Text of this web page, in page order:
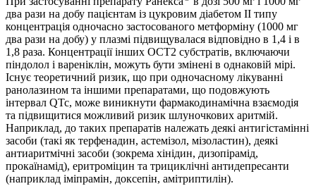
два рази на добу пацієнтам із цукровим діабетом ІІ типу
концентрація одночасно застосованого метформіну (1000 мг
два рази на добу) у плазмі підвищувалася відповідно в 1,4 і в
1,8 раза. Концентрації інших OCT2 субстратів, включаючи
піндолол і вареніклін, можуть бути змінені в однаковій мірі.
Існує теоретичний ризик, що при одночасному лікуванні
ранолазином та іншими препаратами, що подовжують
інтервал QTc, може виникнути фармакодинамічна взаємодія
та підвищитися можливий ризик шлуночкових аритмій.
Наприклад, до таких препаратів належать деякі антигістамінні
засоби (такі як терфенадин, астемізол, мізоластин), деякі
антиаритмічні засоби (зокрема хінідин, дизопірамід,
прокаїнамід), еритроміцин та трициклічні антидепресанти
(наприклад іміпрамін, доксепін, амітриптилін).